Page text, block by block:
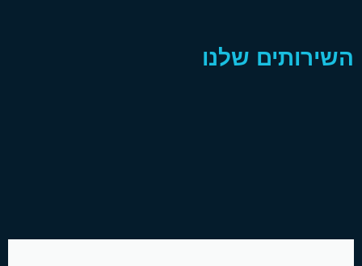
השירותים שלנו